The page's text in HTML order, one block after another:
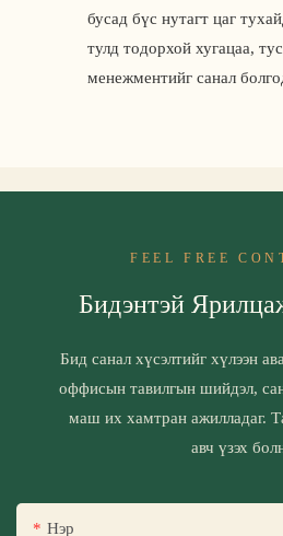
бусад бүс нутагт цаг
тулд тодорхой хугацаа,
менежментийг санал
FEEL FREE
Бидэнтэй
Бид санал хүсэлтийг хүлээн
оффисын тавилгын шийдэл,
маш их хамтран ажилладаг.
авч үзэх
Нэр